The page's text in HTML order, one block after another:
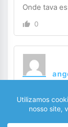
Onde tava
0
0